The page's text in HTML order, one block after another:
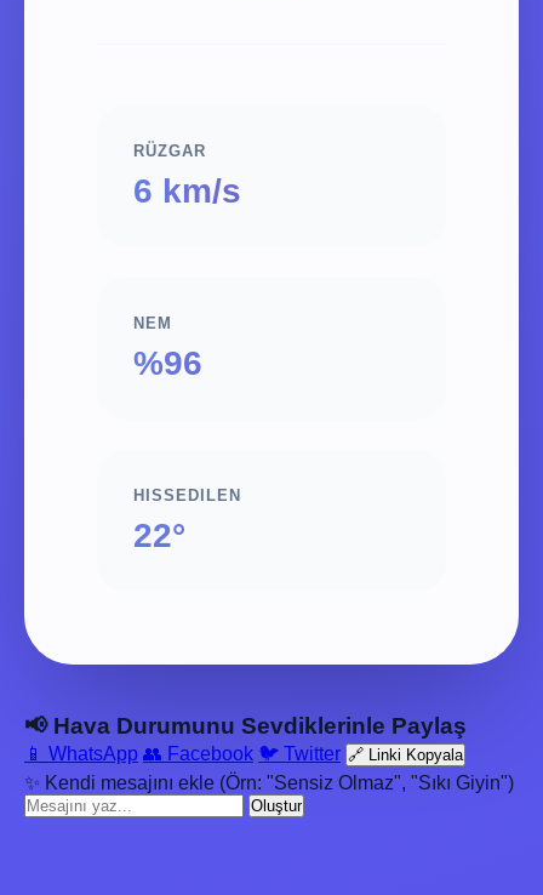
RÜZGAR
6 km/s
NEM
%96
HISSEDILEN
22°
📢 Hava Durumunu Sevdiklerinle Paylaş
📱 WhatsApp 👥 Facebook 🐦 Twitter 🔗 Linki Kopyala
✨ Kendi mesajını ekle (Örn: "Sensiz Olmaz", "Sıkı Giyin")
Oluştur